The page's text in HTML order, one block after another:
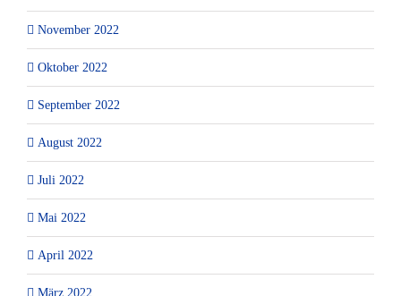
November 2022
Oktober 2022
September 2022
August 2022
Juli 2022
Mai 2022
April 2022
März 2022